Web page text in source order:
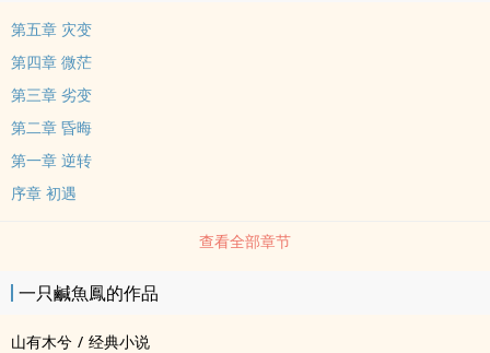
第五章 灾变
第四章 微茫
第三章 劣变
第二章 昏晦
第一章 逆转
序章 初遇
查看全部章节
一只鹹魚鳳的作品
山有木兮 / 经典小说